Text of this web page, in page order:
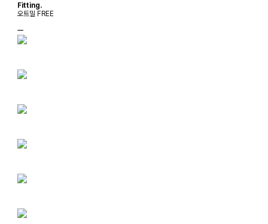
Fitting.
오트밀 FREE
ㅡ